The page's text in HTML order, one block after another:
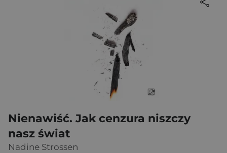
Nienawiść. Jak cenzura niszczy
nasz świat
Nadine Strossen